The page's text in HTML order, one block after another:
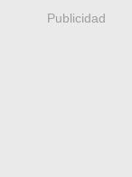
Publicidad